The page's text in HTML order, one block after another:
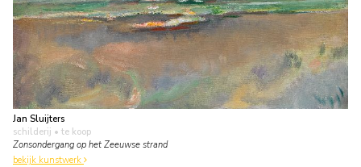
Jan Sluijters
schilderij • te koop
Zonsondergang op het Zeeuwse strand
bekijk kunstwerk